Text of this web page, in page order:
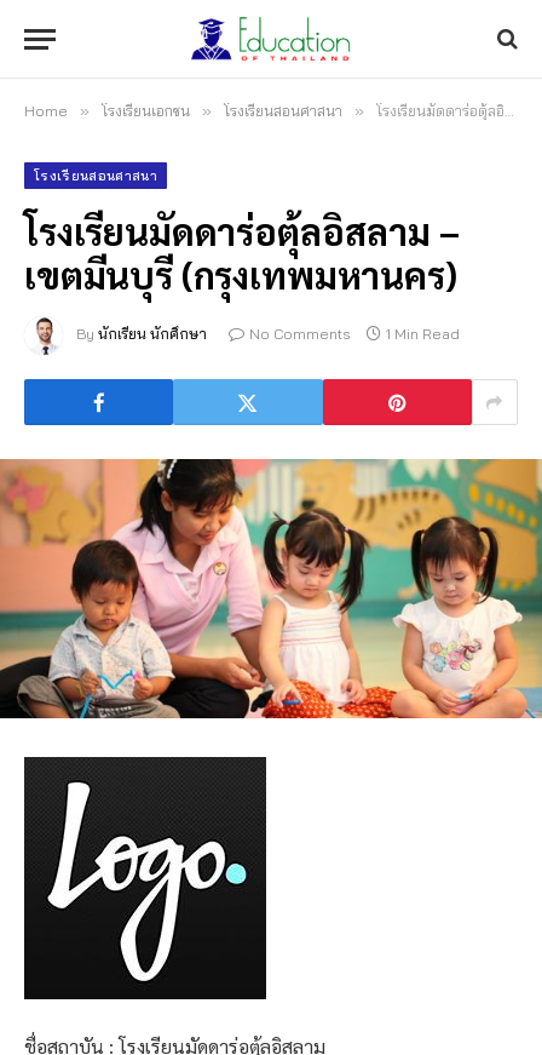
Home » โรงเรียนเอกชน » โรงเรียนสอนศาสนา » โรงเรียนมัดดาร่อตุ้ลอิสลาม – เขตมีนบุรี (กรุงเทพมหานคร)
โรงเรียนสอนศาสนา
โรงเรียนมัดดาร่อตุ้ลอิสลาม –
เขตมีนบุรี (กรุงเทพมหานคร)
By นักเรียน นักศึกษา No Comments 1 Min Read
ชื่อสถาบัน : โรงเรียนมัดดาร่อตุ้ลอิสลาม